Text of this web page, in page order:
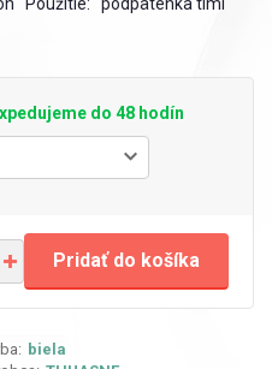
do 48 hodín
Pridať do košíka
biela